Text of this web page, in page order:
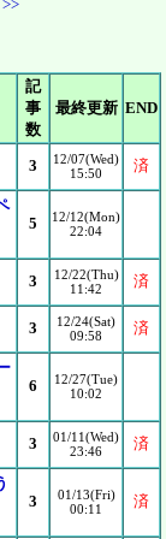
>>
記
事
数
最終更新 END
3
12/07(Wed)
15:50
済
5
12/12(Mon)
22:04
3
12/22(Thu)
11:42
済
3
12/24(Sat)
09:58
済
6
12/27(Tue)
10:02
3
01/11(Wed)
23:46
済
3
01/13(Fri)
00:11
済